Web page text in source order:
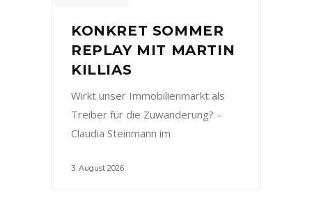
KONKRET SOMMER
REPLAY MIT MARTIN
KILLIAS
Wirkt unser Immobilienmarkt als
Treiber für die Zuwanderung? –
Claudia Steinmann im
3. August 2026